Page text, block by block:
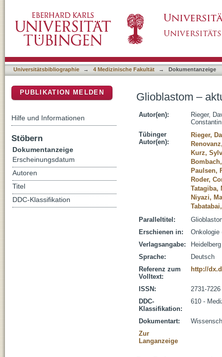
Universitätsbibliographie → 4 Medizinische Fakultät → Dokumentanzeige
Glioblastom –
Autor(en):
Rieger,
Constantin
Tübinger
Autor(en):
Rieger,
Kurz,
Paulsen,
Roder,
Tatagiba,
Niyazi,
Paralleltitel:
Erschienen in:
Onkologie
Verlagsangabe:
Sprache:
Deutsch
Referenz zum
Volltext:
http://
ISSN:
2731-7226
DDC-
Klassifikation:
610 -
Dokumentart:
Zur
Langanzeige
PUBLIKATION MELDEN
Hilfe und Informationen
Stöbern
Dokumentanzeige
Erscheinungsdatum
Autoren
Titel
DDC-Klassifikation